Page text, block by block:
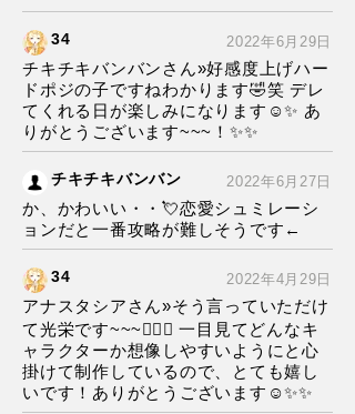
34 2022年6月29日
チキチキバンバンさん»好感度上げハー
ドポジの子ですねわかります🤣笑 デレ
てくれる日が楽しみになります☺️✨ あ
りがとうございます~~~！✨✨
チキチキバンバン 2022年6月27日
か、かわいい・・💘恋愛シュミレーシ
ョンだと一番攻略が難しそうです←
34 2022年4月29日
アナスタシアさん»そう言っていただけ
て光栄です~~~🙇‍♂️✨ 一目見てどんなキ
ャラクターか想像しやすいようにと心
掛けて制作しているので、とても嬉し
いです！ありがとうございます☺️✨✨